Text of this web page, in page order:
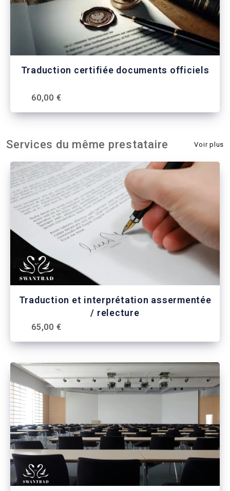
Traduction certifiée documents officiels
60,00 €
Services du même prestataire Voir plus
Traduction et interprétation assermentée
/ relecture
65,00 €